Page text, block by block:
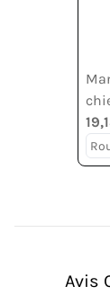
Avis